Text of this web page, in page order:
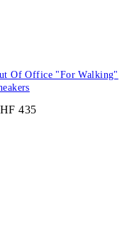
Of Office "For Walking"
435